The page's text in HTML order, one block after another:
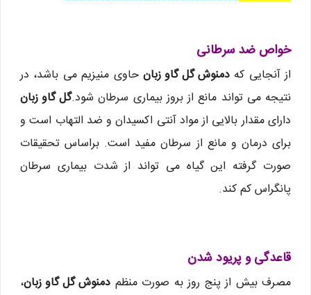
خواص ضد سرطانی
از آنجایی کهدمنوش گل گاو زبان حاوی منیزیم می باشد، در
نتیجه می تواند مانع از بروز بیماری سرطان شود.گل گاو زبان
دارای مقدار بالایی از مواد آنتی اکسیدان و ضد التهاب است و
برای درمان و مانع از سرطان مفید است. براساس تحقیقات
صورت گرفته این گیاه می تواند از شدت بیماری سرطان
پانگراس کم کند.
قاعدگی و پریود شدن
مصرف بیش از پنج روز به صورت منظم دمنوش گل گاو زبان،